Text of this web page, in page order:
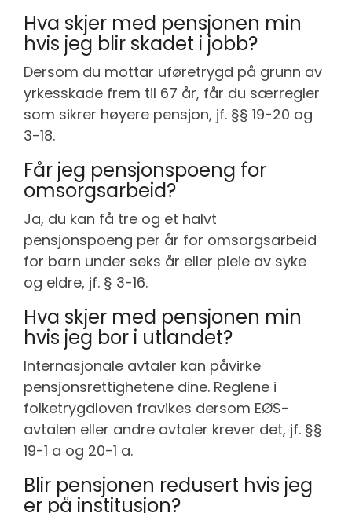
Hva skjer med pensjonen min
hvis jeg blir skadet i jobb?
Dersom du mottar uføretrygd på grunn av
yrkesskade frem til 67 år, får du særregler
som sikrer høyere pensjon, jf. §§ 19-20 og
3-18.
Får jeg pensjonspoeng for
omsorgsarbeid?
Ja, du kan få tre og et halvt
pensjonspoeng per år for omsorgsarbeid
for barn under seks år eller pleie av syke
og eldre, jf. § 3-16.
Hva skjer med pensjonen min
hvis jeg bor i utlandet?
Internasjonale avtaler kan påvirke
pensjonsrettighetene dine. Reglene i
folketrygdloven fravikes dersom EØS-
avtalen eller andre avtaler krever det, jf. §§
19-1 a og 20-1 a.
Blir pensjonen redusert hvis jeg
er på institusjon?